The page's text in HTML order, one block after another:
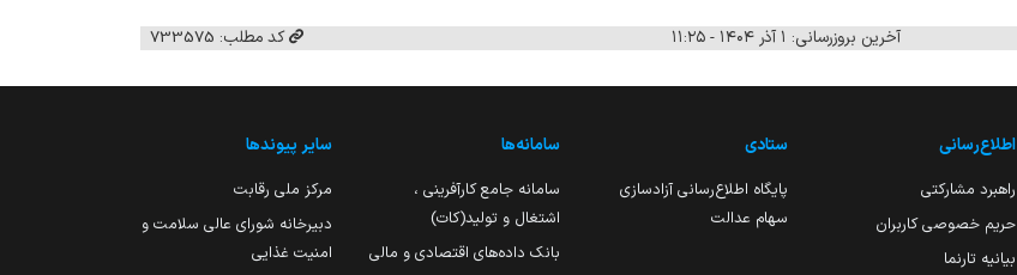
آخرین بروزرسانی: ۱ آذر ۱۴۰۴ - ۱۱:۲۵ کد مطلب: 733575
اطلاع‌رسانی
راهبرد مشارکتی
حریم خصوصی کاربران
بیانیه تارنما
ستادی
پایگاه اطلاع‌رسانی آزادسازی
سهام عدالت
سامانه‌ها
سامانه جامع کارآفرینی ،
اشتغال و تولید(کات)
بانک داده‌های اقتصادی و مالی
سایر پیوندها
مرکز ملی رقابت
دبیرخانه شورای عالی سلامت و
امنیت غذایی